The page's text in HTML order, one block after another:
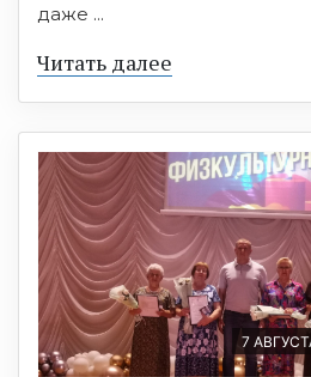
даже ...
Читать далее
7